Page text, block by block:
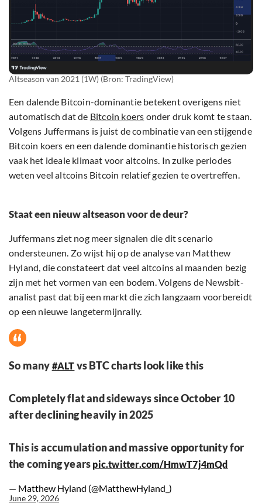
Altseason van 2021 (1W) (Bron: TradingView)
Een dalende Bitcoin-dominantie betekent overigens niet
automatisch dat de Bitcoin koers onder druk komt te staan.
Volgens Juffermans is juist de combinatie van een stijgende
Bitcoin koers en een dalende dominantie historisch gezien
vaak het ideale klimaat voor altcoins. In zulke periodes
weten veel altcoins Bitcoin relatief gezien te overtreffen.
Staat een nieuw altseason voor de deur?
Juffermans ziet nog meer signalen die dit scenario
ondersteunen. Zo wijst hij op de analyse van Matthew
Hyland, die constateert dat veel altcoins al maanden bezig
zijn met het vormen van een bodem. Volgens de Newsbit-
analist past dat bij een markt die zich langzaam voorbereidt
op een nieuwe langetermijnrally.
So many #ALT vs BTC charts look like this
Completely flat and sideways since October 10
after declining heavily in 2025
This is accumulation and massive opportunity for
the coming years pic.twitter.com/HmwT7j4mQd
— Matthew Hyland (@MatthewHyland_)
June 29, 2026